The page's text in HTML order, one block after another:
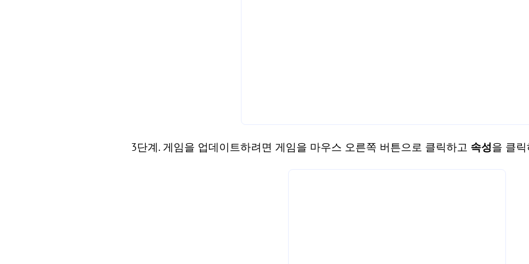
3단계. 게임을 업데이트하려면 게임을 마우스 오른쪽 버튼으로 클릭하고 속성을 클